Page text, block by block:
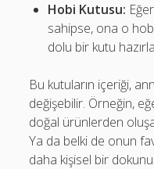
Hobi Kutusu:
sahipse, ona o
dolu bir kutu
Bu kutuların içeriği,
değişebilir. Örneğin,
doğal ürünlerden
Ya da belki de onun
daha kişisel bir